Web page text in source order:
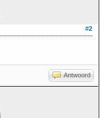
#2
Antwoord